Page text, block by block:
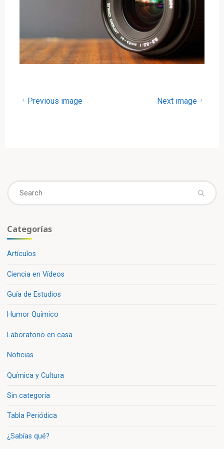
Previous image Next image
Categorías
Artículos
Ciencia en Vídeos
Guía de Estudios
Humor Químico
Laboratorio en casa
Noticias
Química y Cultura
Sin categoría
Tabla Periódica
¿Sabías qué?